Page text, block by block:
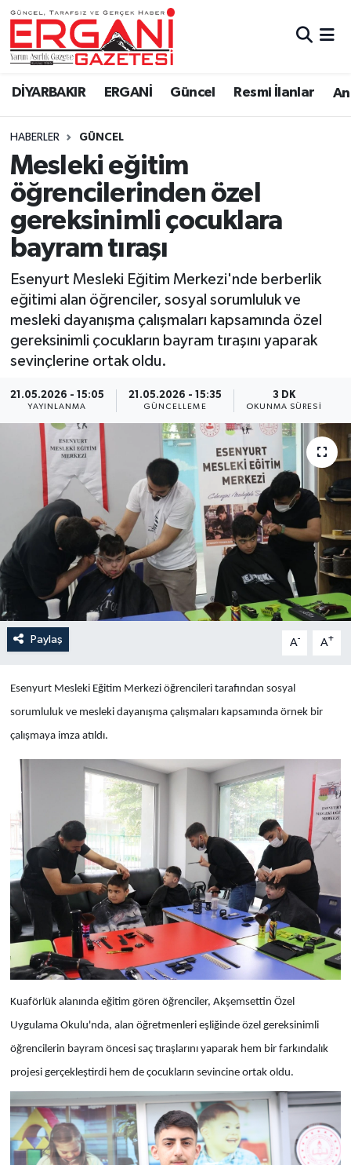
DİYARBAKIR ERGANİ Güncel Resmi İlanlar
HABERLER GÜNCEL
Mesleki eğitim
öğrencilerinden özel
gereksinimli çocuklara
bayram tıraşı
Esenyurt Mesleki Eğitim Merkezi'nde berberlik
eğitimi alan öğrenciler, sosyal sorumluluk ve
mesleki dayanışma çalışmaları kapsamında özel
gereksinimli çocukların bayram tıraşını yaparak
sevinçlerine ortak oldu.
21.05.2026 - 15:05
YAYINLANMA
21.05.2026 - 15:35
GÜNCELLEME
3 DK
OKUNMA SÜRESI
Paylaş A- A+
Esenyurt Mesleki Eğitim Merkezi öğrencileri tarafından sosyal
sorumluluk ve mesleki dayanışma çalışmaları kapsamında örnek bir
çalışmaya imza atıldı.
Kuaförlük alanında eğitim gören öğrenciler, Akşemsettin Özel
Uygulama Okulu'nda, alan öğretmenleri eşliğinde özel gereksinimli
öğrencilerin bayram öncesi saç tıraşlarını yaparak hem bir farkındalık
projesi gerçekleştirdi hem de çocukların sevincine ortak oldu.
DİYARBAKIR
BİSMİL
BAĞLAR
ERGANİ
Güncel
Resmi İlanlar
Sağlık
Si̇yaset
Spor
Bi̇li̇m & Teknoloji̇
Dünya
Eği̇ti̇m
Ergani Nöbetçi Eczaneler
Ergani Hava Durumu
Ergani Trafik Yoğunluk Haritası
Süper Lig Puan Durumu ve Fikstür
Tüm Manşetler
Son Dakika Haberleri
Haber Arşivi